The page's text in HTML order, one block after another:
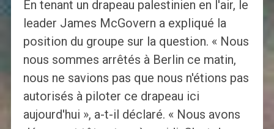
En tenant un drapeau palestinien en l'air, le
leader James McGovern a expliqué la
position du groupe sur la question. « Nous
nous sommes arrêtés à Berlin ce matin,
nous ne savions pas que nous n'étions pas
autorisés à piloter ce drapeau ici
aujourd'hui », a-t-il déclaré. « Nous avons